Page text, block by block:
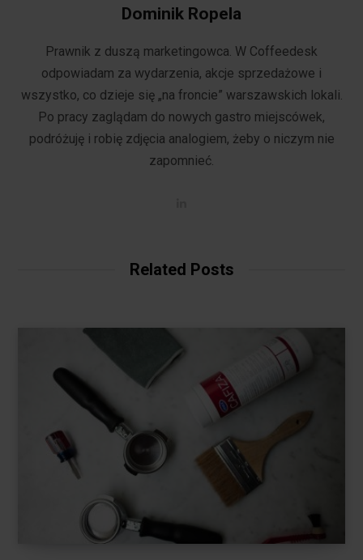
Dominik Ropela
Prawnik z duszą marketingowca. W Coffeedesk
odpowiadam za wydarzenia, akcje sprzedażowe i
wszystko, co dzieje się „na froncie” warszawskich lokali.
Po pracy zaglądam do nowych gastro miejscówek,
podróżuję i robię zdjęcia analogiem, żeby o niczym nie
zapomnieć.
Related Posts